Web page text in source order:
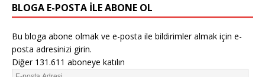
BLOGA E-POSTA ILE ABONE OL
Bu bloga abone olmak ve e-posta ile bildirimler almak için e-
posta adresinizi girin.
Diğer 131.611 aboneye katılın